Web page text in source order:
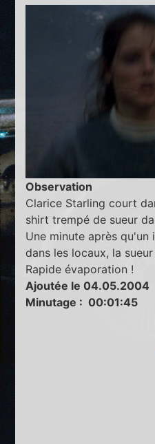
Observation
Clarice Starling court
shirt trempé de sueur
Une minute après
dans les locaux, la
Rapide évaporation !
Ajoutée le 04.05.2004
Minutage : 00:01:45